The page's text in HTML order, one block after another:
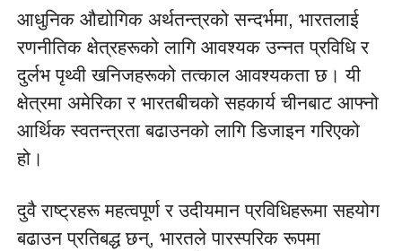
आधुनिक औद्योगिक अर्थतन्त्रको सन्दर्भमा, भारतलाई
रणनीतिक क्षेत्रहरूको लागि आवश्यक उन्नत प्रविधि र
दुर्लभ पृथ्वी खनिजहरूको तत्काल आवश्यकता छ। यी
क्षेत्रमा अमेरिका र भारतबीचको सहकार्य चीनबाट आफ्नो
आर्थिक स्वतन्त्रता बढाउनको लागि डिजाइन गरिएको
हो।
दुवै राष्ट्रहरू महत्वपूर्ण र उदीयमान प्रविधिहरूमा सहयोग
बढाउन प्रतिबद्ध छन्, भारतले पारस्परिक रूपमा